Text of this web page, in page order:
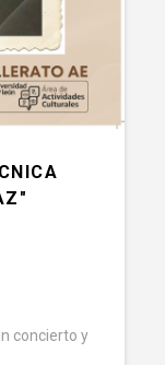
concierto y